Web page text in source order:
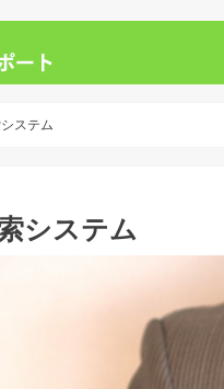
ステム
システム